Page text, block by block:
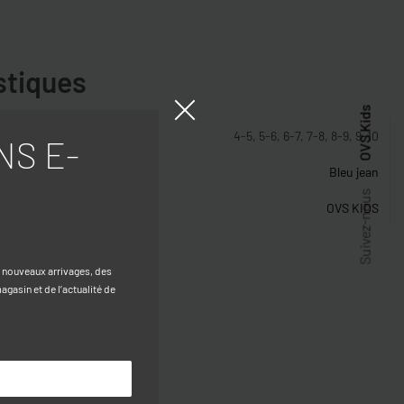
4-5, 5-6, 6-7, 7-8, 8-9, 9-10
Bleu jean
OVS KIDS
Suivez-nous
OVS Kids
E-
arrivages, des
et de l’actualité de